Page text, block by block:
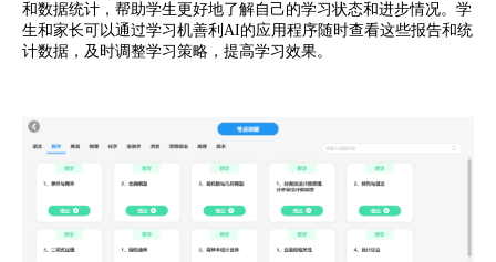
和数据统计，帮助学生更好地了解自己的学习状态和进步情况。学
生和家长可以通过学习机善利AI的应用程序随时查看这些报告和统
计数据，及时调整学习策略，提高学习效果。